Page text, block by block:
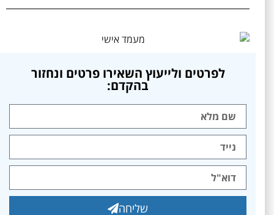
לפרטים ולייעוץ השאירו פרטים ונחזור
בהקדם:
שליחה